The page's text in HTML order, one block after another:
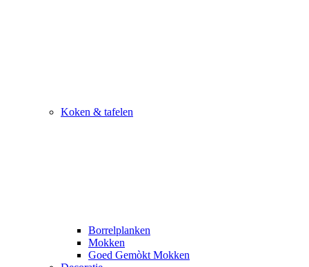
Koken & tafelen
Borrelplanken
Mokken
Goed Gemòkt Mokken